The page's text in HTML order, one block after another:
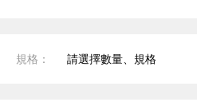
規格： 請選擇數量、規格